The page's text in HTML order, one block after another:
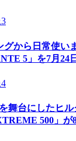
から日常使い
5」を7月24
舞台にしたヒ
500」が